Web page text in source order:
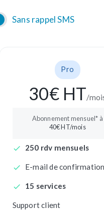
Sans rappel SMS
Pro
30€ HT/
Abonnement mensuel* à
40€ HT/mois
250 rdv mensuels
E-mail de confirmation
15 services
Support client